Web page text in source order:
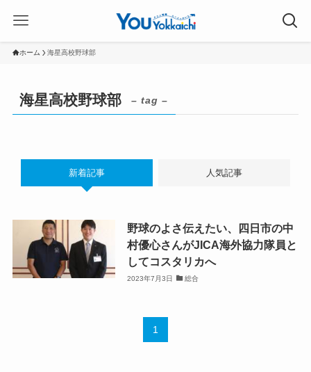
ホーム 海星高校野球部
海星高校野球部 – tag –
新着記事 人気記事
野球のよさ伝えたい、四日市の中
村優心さんがJICA海外協力隊員と
してコスタリカへ
2023年7月3日 総合
1